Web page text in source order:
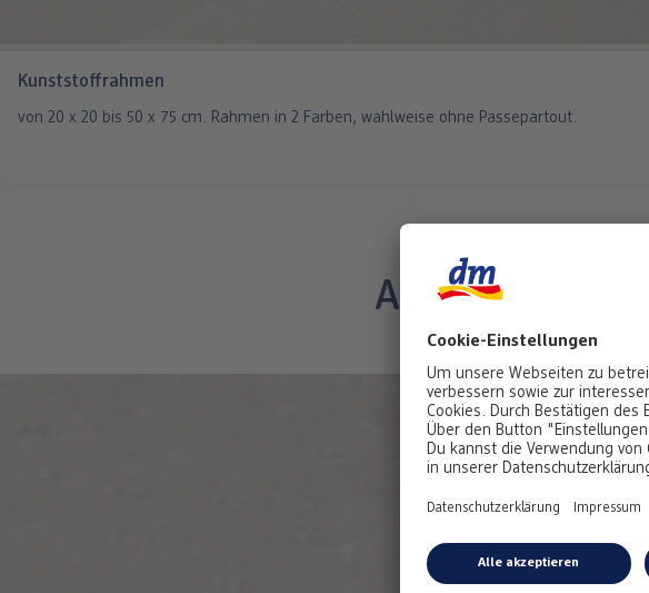
Kunststoffrahmen
von 20 x 20 bis 50 x 75 cm. Rahmen in 2 Farben, wahlweise ohne Passepartout.
Aufhängung